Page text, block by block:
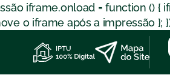
iframe.onload = function () {
o iframe após a impressão };